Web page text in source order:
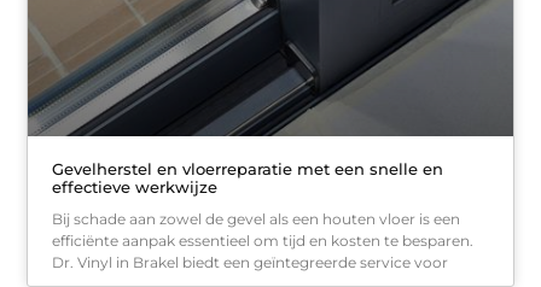
Gevelherstel en vloerreparatie met een snelle en
effectieve werkwijze
Bij schade aan zowel de gevel als een houten vloer is een
efficiënte aanpak essentieel om tijd en kosten te besparen.
Dr. Vinyl in Brakel biedt een geïntegreerde service voor